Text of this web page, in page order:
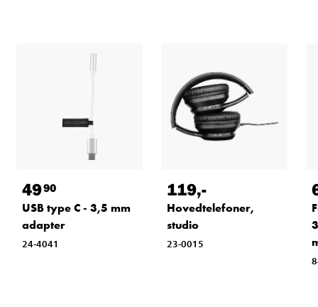
4990
USB type C - 3,5 mm
adapter
24-4041
119,-
Hovedtelefoner,
studio
23-0015